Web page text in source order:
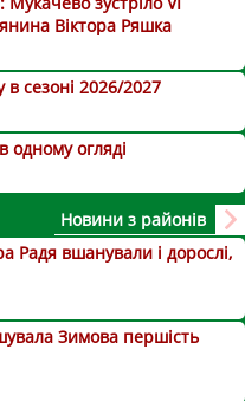
Віктора Ряшка
в сезоні 2026/2027
одному огляді
Новини з районів
Радя вшанували і дорослі,
Зимова першість